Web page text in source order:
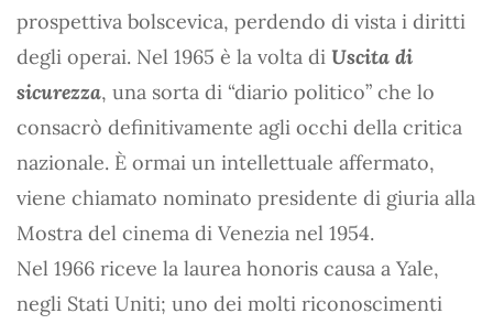
prospettiva bolscevica, perdendo di vista i diritti
degli operai. Nel 1965 è la volta di Uscita di
sicurezza, una sorta di “diario politico” che lo
consacrò definitivamente agli occhi della critica
nazionale. È ormai un intellettuale affermato,
viene chiamato nominato presidente di giuria alla
Mostra del cinema di Venezia nel 1954.
Nel 1966 riceve la laurea honoris causa a Yale,
negli Stati Uniti; uno dei molti riconoscimenti